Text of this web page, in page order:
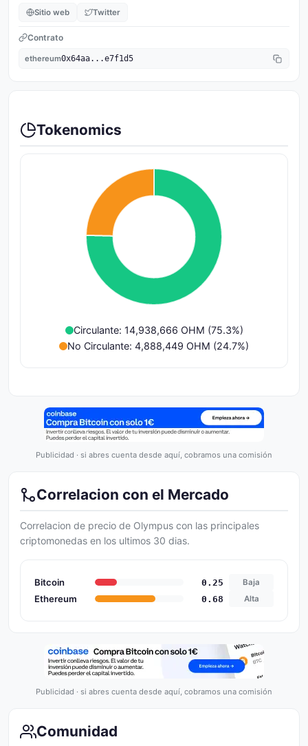
Sitio web Twitter
Contrato
ethereum0x64aa...e7f1d5
Tokenomics
Circulante: 14,938,666 OHM (75.3%)
No Circulante: 4,888,449 OHM (24.7%)
Publicidad · si abres cuenta desde aquí, cobramos una comisión
Correlacion con el Mercado
Correlacion de precio de Olympus con las principales
criptomonedas en los ultimos 30 dias.
Bitcoin 0.25 Baja
Ethereum 0.68 Alta
Publicidad · si abres cuenta desde aquí, cobramos una comisión
Comunidad